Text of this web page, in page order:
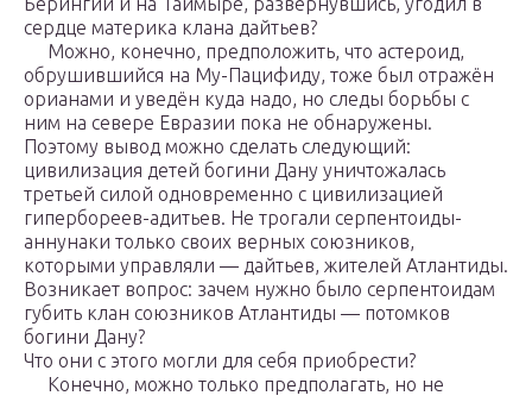
сердце материка клана дайтьев?
Можно, конечно, предположить, что астероид,
обрушившийся на Му-Пацифиду, тоже был отражён
орианами и уведён куда надо, но следы борьбы с
ним на севере Евразии пока не обнаружены.
Поэтому вывод можно сделать следующий:
цивилизация детей богини Дану уничтожалась
третьей силой одновременно с цивилизацией
гипербореев-адитьев. Не трогали серпентоиды-
аннунаки только своих верных союзников,
которыми управляли — дайтьев, жителей Атлантиды.
Возникает вопрос: зачем нужно было серпентоидам
губить клан союзников Атлантиды — потомков
богини Дану?
Что они с этого могли для себя приобрести?
Конечно, можно только предполагать, но не